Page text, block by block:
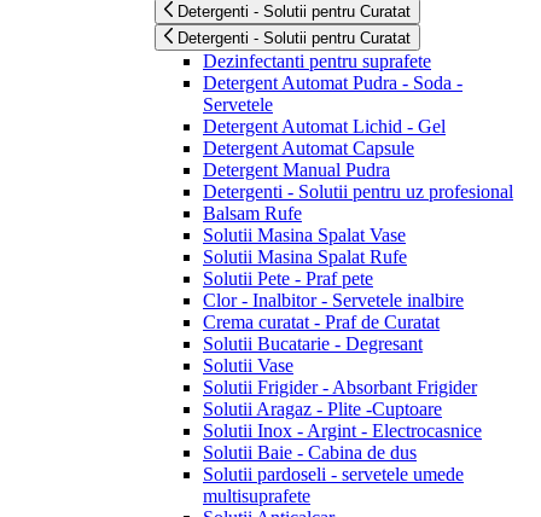
Detergenti - Solutii pentru Curatat
Detergenti - Solutii pentru Curatat
Dezinfectanti pentru suprafete
Detergent Automat Pudra - Soda -
Servetele
Detergent Automat Lichid - Gel
Detergent Automat Capsule
Detergent Manual Pudra
Detergenti - Solutii pentru uz profesional
Balsam Rufe
Solutii Masina Spalat Vase
Solutii Masina Spalat Rufe
Solutii Pete - Praf pete
Clor - Inalbitor - Servetele inalbire
Crema curatat - Praf de Curatat
Solutii Bucatarie - Degresant
Solutii Vase
Solutii Frigider - Absorbant Frigider
Solutii Aragaz - Plite -Cuptoare
Solutii Inox - Argint - Electrocasnice
Solutii Baie - Cabina de dus
Solutii pardoseli - servetele umede
multisuprafete